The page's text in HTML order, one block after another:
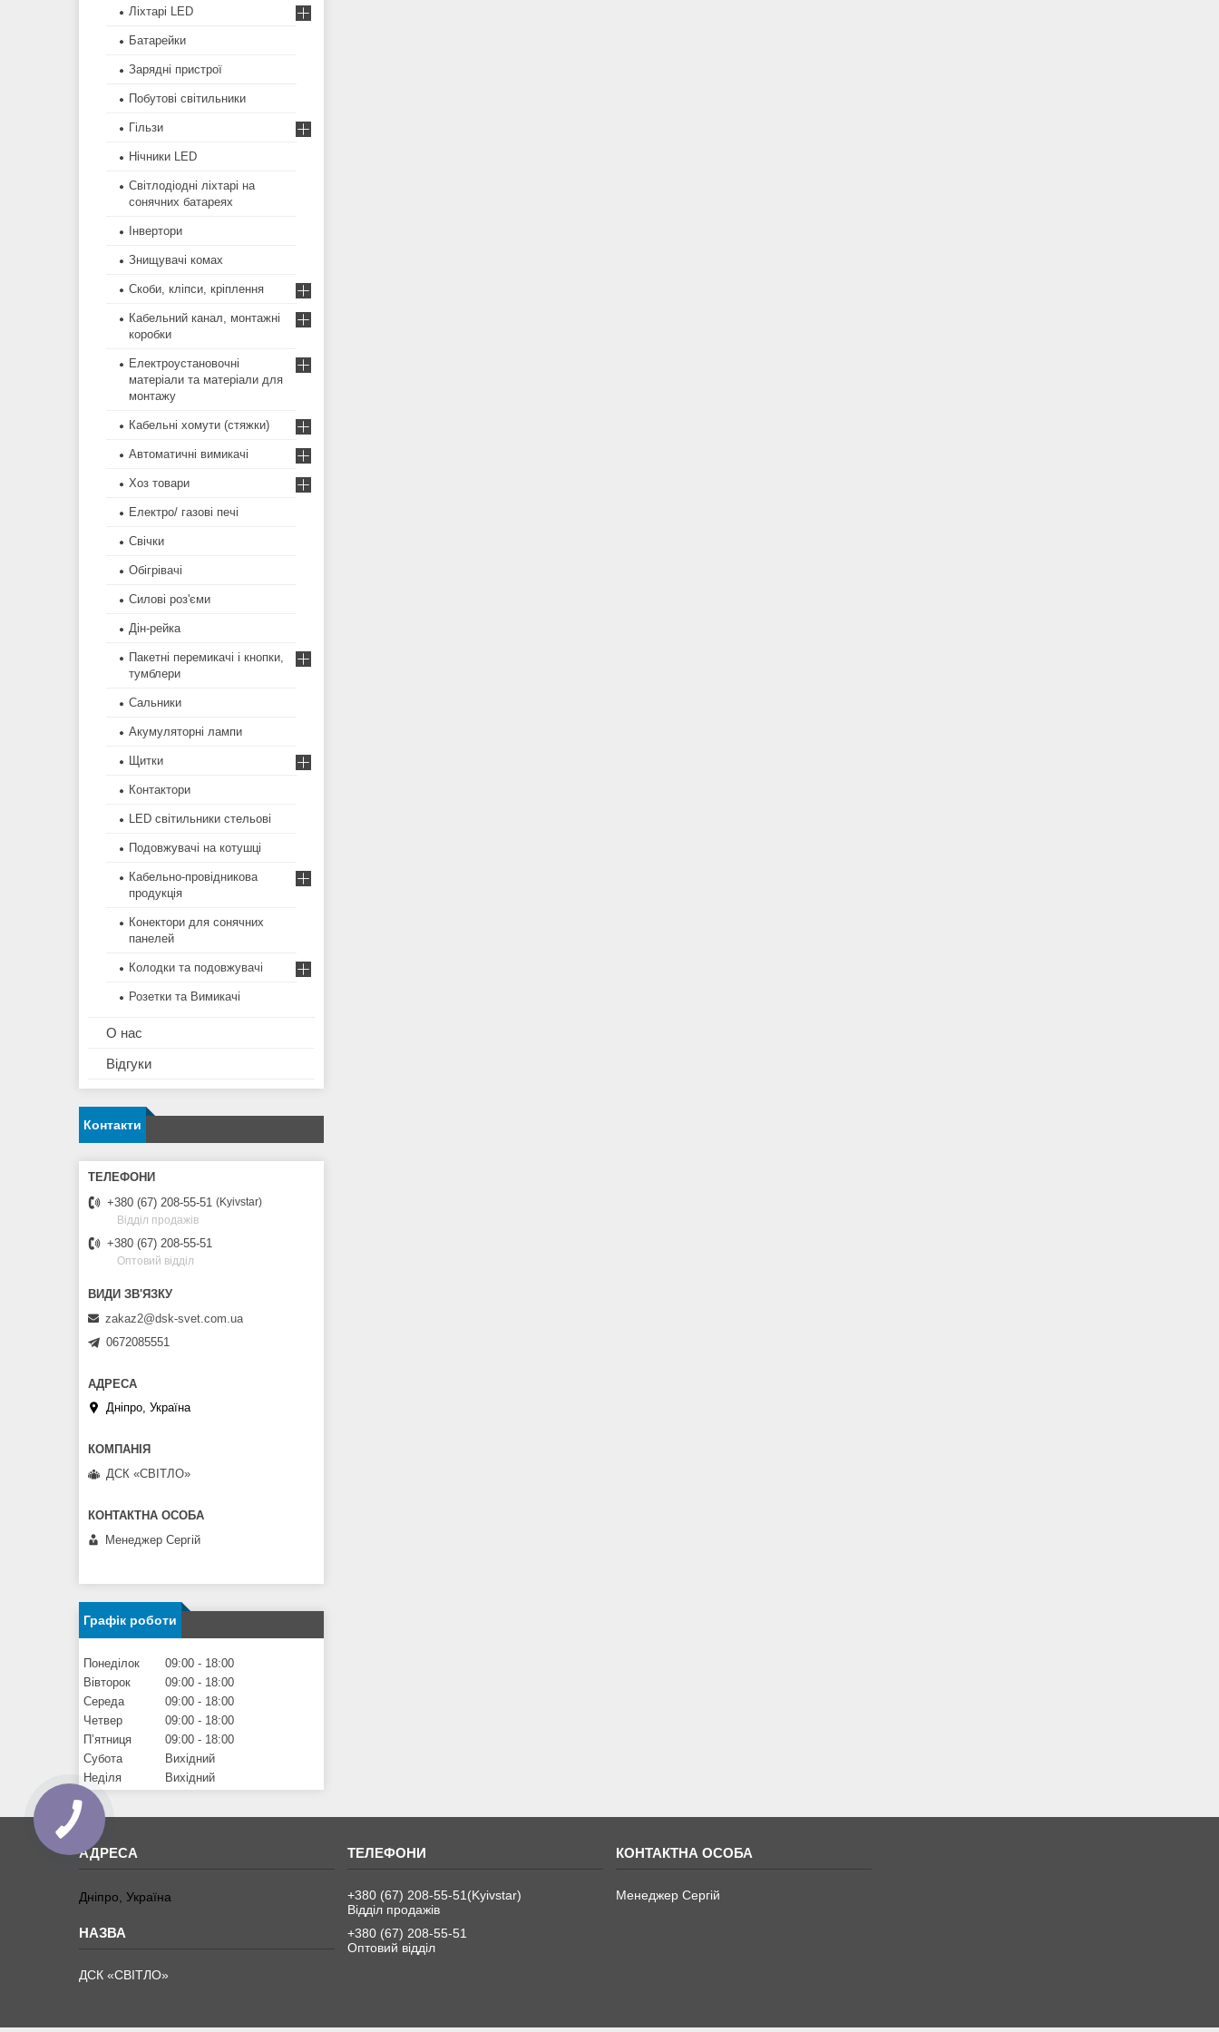
Ліхтарі LED
Батарейки
Зарядні пристрої
Побутові світильники
Гільзи
Нічники LED
Світлодіодні ліхтарі на
сонячних батареях
Інвертори
Знищувачі комах
Скоби, кліпси, кріплення
Кабельний канал, монтажні
коробки
Електроустановочні
матеріали та матеріали для
монтажу
Кабельні хомути (стяжки)
Автоматичні вимикачі
Хоз товари
Електро/ газові печі
Свічки
Обігрівачі
Силові роз'єми
Дін-рейка
Пакетні перемикачі і кнопки,
тумблери
Сальники
Акумуляторні лампи
Щитки
Контактори
LED світильники стельові
Подовжувачі на котушці
Кабельно-провідникова
продукція
Конектори для сонячних
панелей
Колодки та подовжувачі
Розетки та Вимикачі
О нас
Відгуки
Контакти
+380 (67) 208-55-51
Kyivstar
Відділ продажів
+380 (67) 208-55-51
Оптовий відділ
zakaz2@dsk-svet.com.ua
0672085551
Дніпро, Україна
ДСК «СВІТЛО»
Менеджер Сергій
Графік роботи
Понеділок 09:00
18:00
Вівторок
09:00
18:00
Середа
09:00
18:00
Четвер
09:00
18:00
Пʼятниця
09:00
18:00
Субота
Вихідний
Неділя
Вихідний
Дніпро, Україна
ДСК «СВІТЛО»
+380 (67) 208-55-51 Kyivstar
Відділ продажів
+380 (67) 208-55-51
Оптовий відділ
Менеджер Сергій